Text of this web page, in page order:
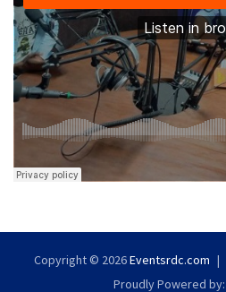
Copyright © 2026Eventsrdc.com
Proudly Powered by: